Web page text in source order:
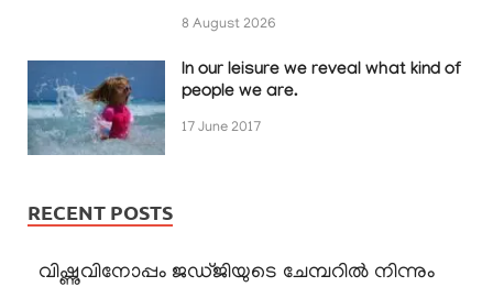
8 August 2026
In our leisure we reveal what kind of
people we are.
17 June 2017
RECENT POSTS
വിഷ്ണുവിനോപ്പം ജഡ്ജിയുടെ ചേമ്പറിൽ നിന്നും